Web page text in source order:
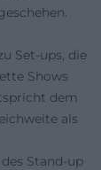
Set-ups, die
Shows
dem
als
Stand-up